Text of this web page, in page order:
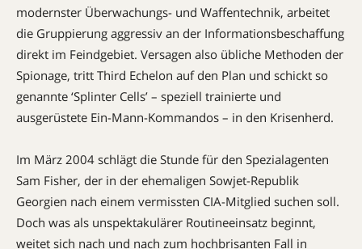
modernster Überwachungs- und Waffentechnik, arbeitet
die Gruppierung aggressiv an der Informationsbeschaffung
direkt im Feindgebiet. Versagen also übliche Methoden der
Spionage, tritt Third Echelon auf den Plan und schickt so
genannte ‘Splinter Cells’ – speziell trainierte und
ausgerüstete Ein-Mann-Kommandos – in den Krisenherd.
Im März 2004 schlägt die Stunde für den Spezialagenten
Sam Fisher, der in der ehemaligen Sowjet-Republik
Georgien nach einem vermissten CIA-Mitglied suchen soll.
Doch was als unspektakulärer Routineeinsatz beginnt,
weitet sich nach und nach zum hochbrisanten Fall in